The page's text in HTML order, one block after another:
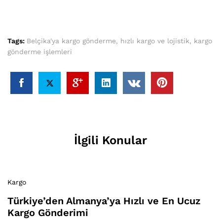
Tags: Belçika'ya kargo gönderme, hızlı kargo ve lojistik, kargo
gönderme işlemleri
İlgili Konular
Kargo
Türkiye’den Almanya’ya Hızlı ve En Ucuz
Kargo Gönderimi